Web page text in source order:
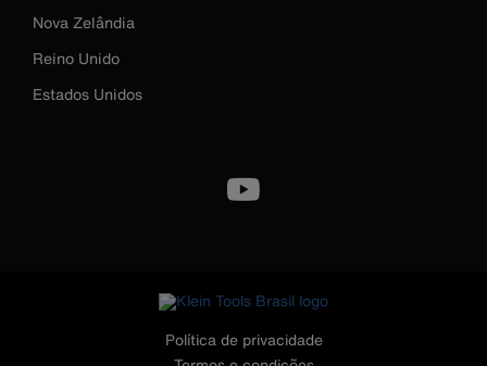
Nova Zelândia
Reino Unido
Estados Unidos
Política de privacidade